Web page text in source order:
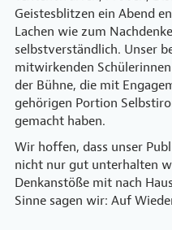
Geistesblitzen ein Abend
Lachen wie zum
selbstverständlich. Unser
mitwirkenden
der Bühne, die mit
gehörigen Portion
gemacht haben.
Wir hoffen, dass unser
nicht nur gut unterhalten
Denkanstöße mit nach
Sinne sagen wir: Auf